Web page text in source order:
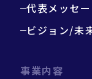
代表メッセ
ビジョン/未
事業内容